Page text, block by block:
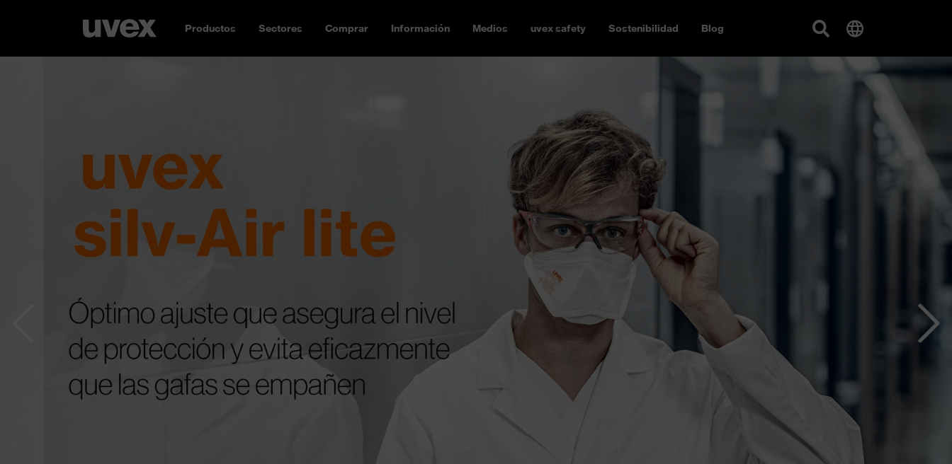
Productos Sectores Comprar Información Medios uvex safety Sostenibilidad Blog